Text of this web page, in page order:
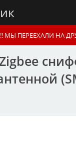
МЫ ПЕРЕЕХАЛИ НА